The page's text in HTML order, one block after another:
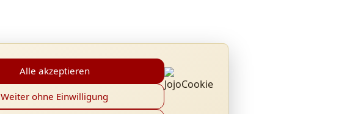
Alle akzeptieren
Weiter ohne Einwilligung